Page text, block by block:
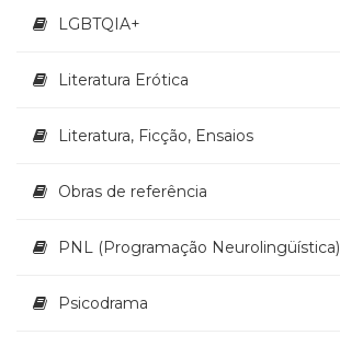
LGBTQIA+
Literatura Erótica
Literatura, Ficção, Ensaios
Obras de referência
PNL (Programação Neurolingüística)
Psicodrama